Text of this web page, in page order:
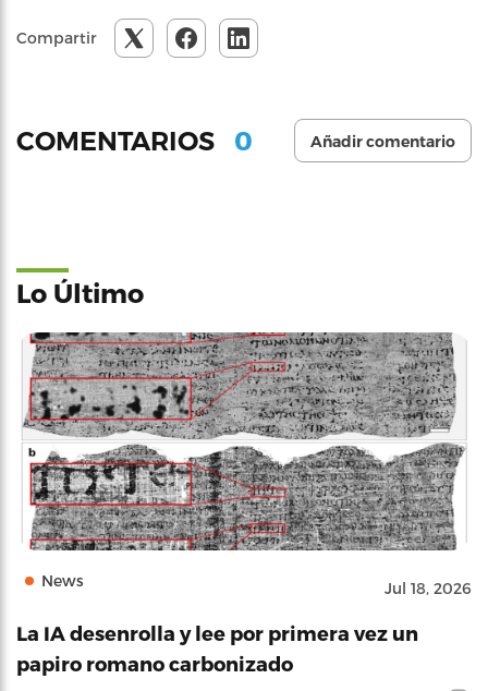
Compartir
COMENTARIOS 0 Añadir comentario
Lo Último
News Jul 18, 2026
La IA desenrolla y lee por primera vez un
papiro romano carbonizado